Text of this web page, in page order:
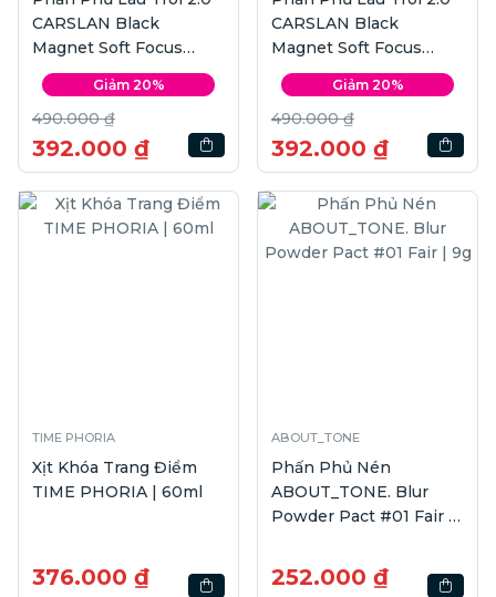
CARSLAN Black
Magnet Soft Focus
Make-up Powder #02 |
8g
Giảm 20%
490.000 ₫
392.000 ₫
CARSLAN Black
Magnet Soft Focus
Powder #01 | 8g
Giảm 20%
490.000 ₫
392.000 ₫
TIME PHORIA
Xịt Khóa Trang Điểm
TIME PHORIA | 60ml
376.000 ₫
ABOUT_TONE
Phấn Phủ Nén
ABOUT_TONE. Blur
Powder Pact #01 Fair |
252.000 ₫